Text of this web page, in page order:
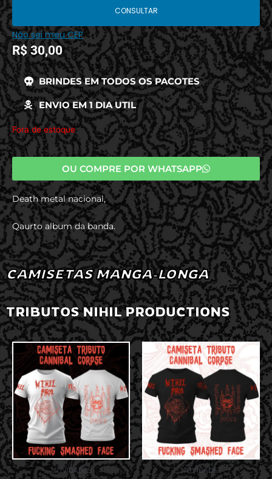
CONSULTAR
Não sei meu CEP
R$30,00
BRINDES EM TODOS OS PACOTES
ENVIO EM 1 DIA UTIL
Fora de estoque
OU COMPRE POR WHATSAPP
Death metal nacional,
Qaurto album da banda.
CAMISETAS MANGA-LONGA
TRIBUTOS NIHIL PRODUCTIONS
NOVIDADES NOVIDADES